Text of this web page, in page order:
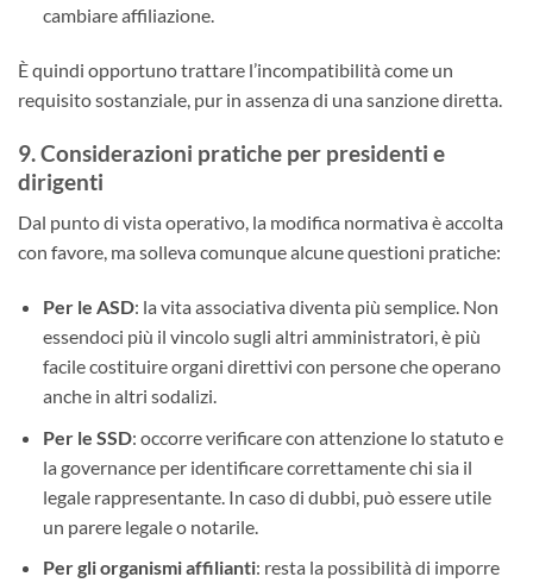
cambiare affiliazione.
È quindi opportuno trattare l’incompatibilità come un
requisito sostanziale, pur in assenza di una sanzione diretta.
9. Considerazioni pratiche per presidenti e
dirigenti
Dal punto di vista operativo, la modifica normativa è accolta
con favore, ma solleva comunque alcune questioni pratiche:
Per le ASD: la vita associativa diventa più semplice. Non
essendoci più il vincolo sugli altri amministratori, è più
facile costituire organi direttivi con persone che operano
anche in altri sodalizi.
Per le SSD: occorre verificare con attenzione lo statuto e
la governance per identificare correttamente chi sia il
legale rappresentante. In caso di dubbi, può essere utile
un parere legale o notarile.
Per gli organismi affilianti: resta la possibilità di imporre